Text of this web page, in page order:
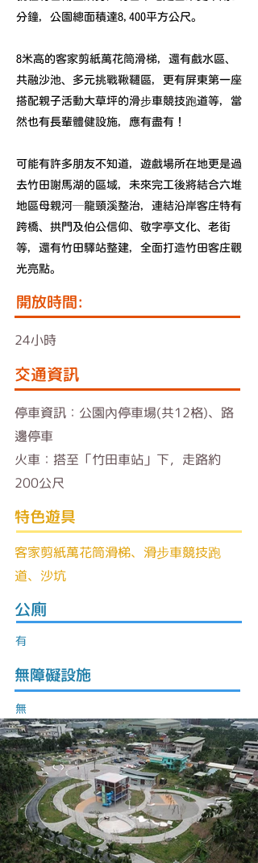
分鐘，公園總面積達8,400平方公尺。
8米高的客家剪紙萬花筒滑梯，還有戲水區、
共融沙池、多元挑戰鞦韆區，更有屏東第一座
搭配親子活動大草坪的滑步車競技跑道等，當
然也有長輩體健設施，應有盡有！
可能有許多朋友不知道，遊戲場所在地更是過
去竹田謝馬湖的區域，未來完工後將結合六堆
地區母親河─龍頸溪整治，連結沿岸客庄特有
跨橋、拱門及伯公信仰、敬字亭文化、老街
等，還有竹田驛站整建，全面打造竹田客庄觀
光亮點。
​開放時間:
24小時
交通資訊
停車資訊：公園內停車場(共12格)、路
邊停車
火車：搭至「竹田車站」下，走路約
200公尺
​特色遊具
客家剪紙萬花筒滑梯、滑步車競技跑
道、沙坑
公廁
有
無障礙設施
無